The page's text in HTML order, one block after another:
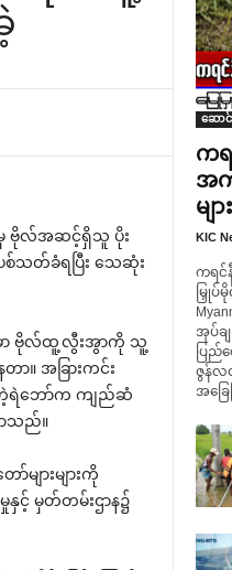
မှ ဗိုလ်အဆင့်ရှိသူ ပိုး
တ်ခံရပြီး ‌သေဆုံး
မှာ ဗိုလ်ထူ့လွီးအွာကို သူ့
။ အခြားကင်း
တဲ့ရဲ‌ဘော်က ကျည်ဆံ
သည်။
ျားများကို
င့် မှတ်တမ်းဌာန၌
ဆောင်
ကရ
အက
မျ
KIC
ကရင်
မြှုပ်
အုပ်ခ
ပြည်
ဇွန်လ
အခြေ